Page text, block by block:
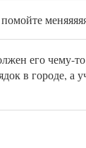
его чему-
в городе, а